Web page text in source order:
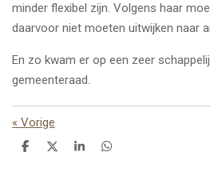
minder flexibel zijn. Volgens haar
daarvoor niet moeten uitwijken naar
En zo kwam er op een zeer
gemeenteraad.
« Vorige
D
D
S
D